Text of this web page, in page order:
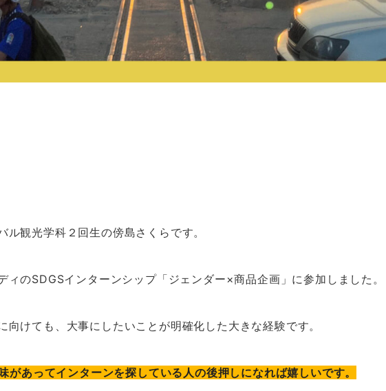
観光学科２回生の傍島さくらです。
のSDGSインターンシップ「ジェンダー×商品企画」に参加しました。
けても、大事にしたいことが明確化した大きな経験です。
があってインターンを探している人の後押しになれば嬉しいです。